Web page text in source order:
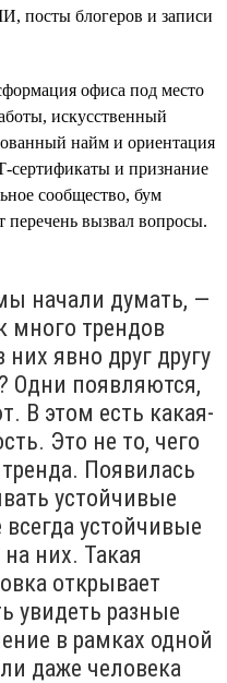
посты блогеров и записи
офиса под место
искусственный
найм и ориентация
сертификаты и признание
сообщество, бум
вызвал вопросы.
начали думать, —
много трендов
явно друг другу
Одни появляются,
В этом есть какая-
Это не то, чего
Появилась
устойчивые
устойчивые
них. Такая
открывает
увидеть разные
в рамках одной
даже человека